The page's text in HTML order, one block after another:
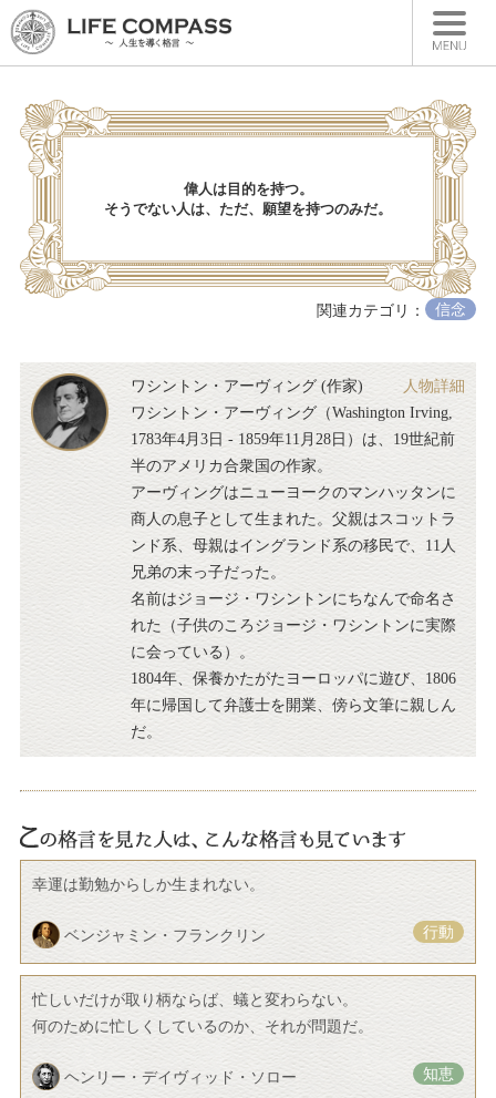
ランキング一覧
人物別格言
書籍紹介
偉人は目的を持つ。
そうでない人は、ただ、願望を持つのみだ。
関連カテゴリ： 信念
ワシントン・アーヴィング (作家)
人物詳細
ワシントン・アーヴィング（Washington Irving,
1783年4月3日 - 1859年11月28日）は、19世紀前
半のアメリカ合衆国の作家。
アーヴィングはニューヨークのマンハッタンに
商人の息子として生まれた。父親はスコットラ
ンド系、母親はイングランド系の移民で、11人
兄弟の末っ子だった。
名前はジョージ・ワシントンにちなんで命名さ
れた（子供のころジョージ・ワシントンに実際
に会っている）。
1804年、保養かたがたヨーロッパに遊び、1806
年に帰国して弁護士を開業、傍ら文筆に親しん
だ。
幸運は勤勉からしか生まれない。
ベンジャミン・フランクリン 行動
忙しいだけが取り柄ならば、蟻と変わらない。
何のために忙しくしているのか、それが問題だ。
ヘンリー・デイヴィッド・ソロー 知恵